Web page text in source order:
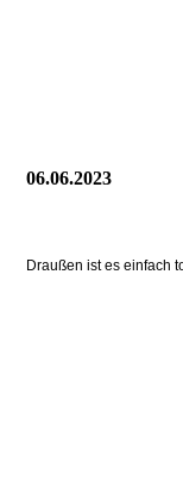
06.06.2023
Draußen ist es einfach